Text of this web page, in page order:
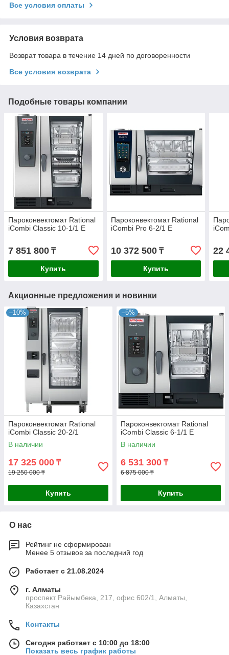
Все условия оплаты
Условия возврата
Возврат товара в течение 14 дней по договоренности
Все условия возврата
Подобные товары компании
Пароконвектомат Rational
iCombi Classic 10-1/1 E
7 851 800 ₸
Купить
Пароконвектомат Rational
iCombi Pro 6-2/1 E
10 372 500₸
Купить
22
Акционные предложения и новинки
–10%
Пароконвектомат Rational
iCombi Classic 20-2/1
В наличии
17 325 000 ₸
19 250 000 ₸
Купить
–5%
Пароконвектомат Rational
iCombi Classic 6-1/1 E
В наличии
6 531 300 ₸
6 875 000 ₸
Купить
О нас
Рейтинг не сформирован
Менее 5 отзывов за последний год
Работает с 21.08.2024
г. Алматы
проспект Райымбека, 217, офис 602/1, Алматы,
Казахстан
Контакты
Сегодня работает с 10:00 до 18:00
Показать весь график работы